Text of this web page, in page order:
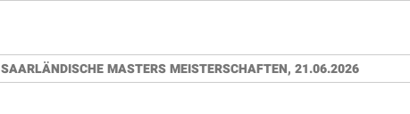
SAARLÄNDISCHE MASTERS MEISTERSCHAFTEN, 21.06.2026